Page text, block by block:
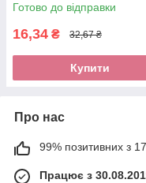
Готово до відправки
16,34 ₴ 32,67 ₴
Купити
Про нас
99% позитивних з
Працює з